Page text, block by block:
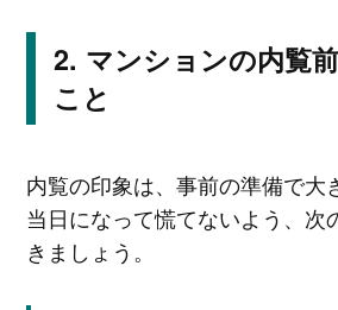
マンションの内覧
こと
内覧の印象は、事前の準備で大
当日になって慌てないよう、次
きましょう。